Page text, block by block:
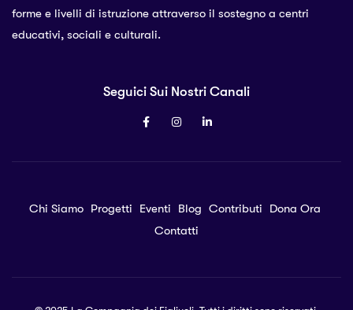
forme e livelli di istruzione attraverso il sostegno a centri
educativi, sociali e culturali.
Seguici Sui Nostri Canali
Chi Siamo Progetti Eventi Blog Contributi
Dona Ora
Contatti